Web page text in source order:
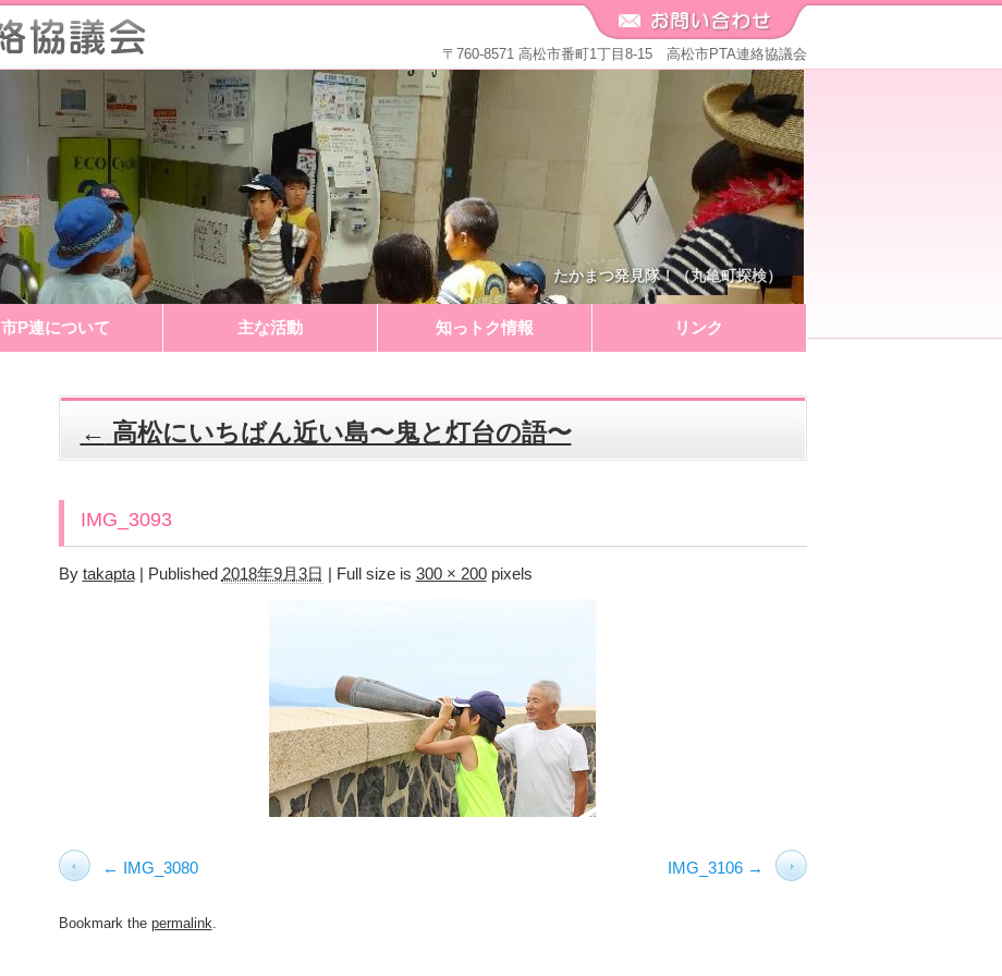
〒760-8571 高松市番町1丁目8-15 高松市PTA連絡協議会
たかまつ発見隊！（丸亀町探検）
市P連について 主な活動 知っトク情報 リンク
← 高松にいちばん近い島〜鬼と灯台の語〜
IMG_3093
By takapta | Published 2018年9月3日 | Full size is 300 × 200pixels
IMG_3080 IMG_3106
Bookmark the permalink.